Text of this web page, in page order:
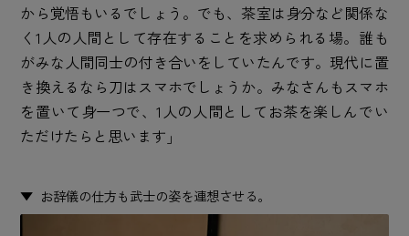
から覚悟もいるでしょう。でも、茶室は身分など関係な
く1人の人間として存在することを求められる場。誰も
がみな人間同士の付き合いをしていたんです。現代に置
き換えるなら刀はスマホでしょうか。みなさんもスマホ
を置いて身一つで、1人の人間としてお茶を楽しんでい
ただけたらと思います」
お辞儀の仕方も武士の姿を連想させる。